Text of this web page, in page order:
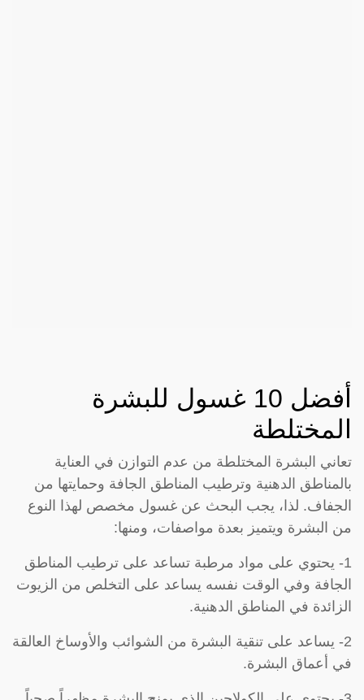
أفضل 10 غسول للبشرة
المختلطة
تعاني البشرة المختلطة من عدم التوازن في العناية
بالمناطق الدهنية وترطيب المناطق الجافة وحمايتها من
الجفاف. لذا، يجب البحث عن غسول مخصص لهذا النوع
من البشرة ويتميز بعدة مواصفات، ومنها:
1- يحتوي على مواد مرطبة تساعد على ترطيب المناطق
الجافة وفي الوقت نفسه يساعد على التخلص من الزيوت
الزائدة في المناطق الدهنية.
2- يساعد على تنقية البشرة من الشوائب والأوساخ العالقة
في أعماق البشرة.